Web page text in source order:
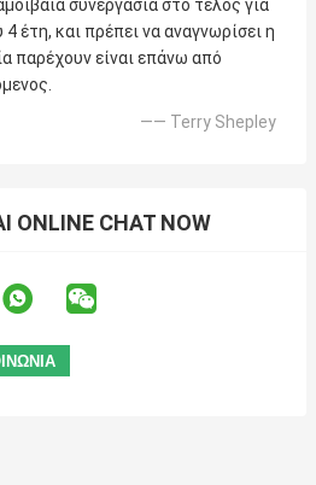
συνεργασία στο τέλος για
4 έτη, και πρέπει να αναγνωρίσει η
παρέχουν είναι επάνω από
—— Terry Shepley
ONLINE CHAT NOW